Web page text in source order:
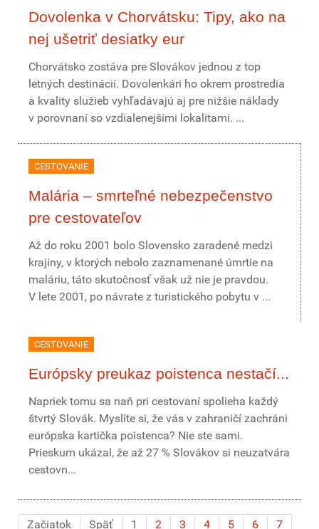
Dovolenka v Chorvátsku: Tipy, ako na
nej ušetriť desiatky eur
Chorvátsko zostáva pre Slovákov jednou z top
letných destinácií. Dovolenkári ho okrem prostredia
a kvality služieb vyhľadávajú aj pre nižšie náklady
v porovnaní so vzdialenejšími lokalitami. ...
CESTOVANIE
Malária – smrteľné nebezpečenstvo
pre cestovateľov
Až do roku 2001 bolo Slovensko zaradené medzi
krajiny, v ktorých nebolo zaznamenané úmrtie na
maláriu, táto skutočnosť však už nie je pravdou.
V lete 2001, po návrate z turistického pobytu v ...
CESTOVANIE
Európsky preukaz poistenca nestačí...
Napriek tomu sa naň pri cestovaní spolieha každý
štvrtý Slovák. Myslíte si, že vás v zahraničí zachráni
európska kartička poistenca? Nie ste sami.
Prieskum ukázal, že až 27 % Slovákov si neuzatvára
cestovn...
Začiatok Späť 1 2 3 4 5 6
7